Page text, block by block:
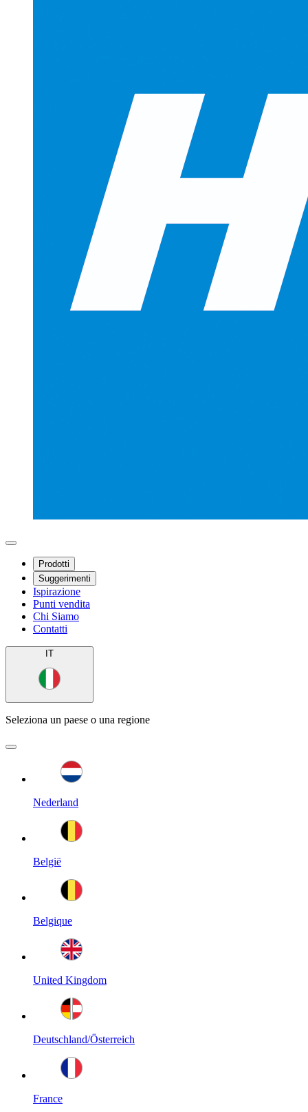
Prodotti
Suggerimenti
Ispirazione
Punti vendita
Chi Siamo
Contatti
IT
Seleziona un paese o una regione
Nederland
België
Belgique
United Kingdom
Deutschland/Österreich
France